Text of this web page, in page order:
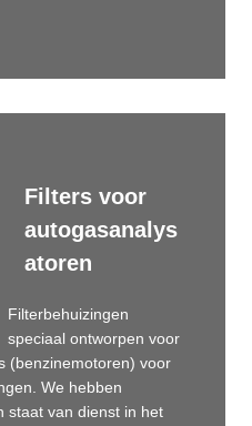
Filters voor
autogasanalys
atoren
Filterbehuizingen
speciaal ontworpen voor
(benzinemotoren) voor
We hebben
staat van dienst in het